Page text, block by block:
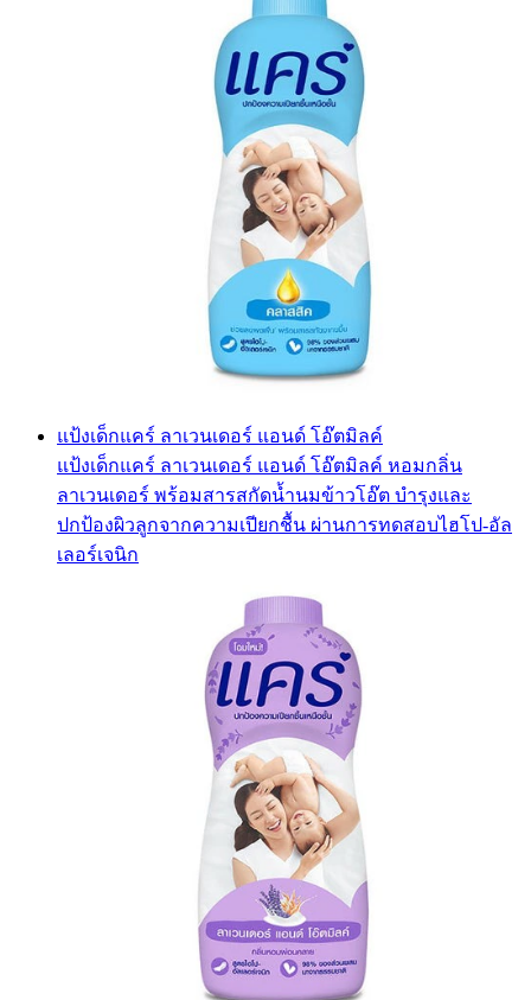
แป้งเด็กแคร์ ลาเวนเดอร์ แอนด์ โอ๊ตมิลค์
แป้งเด็กแคร์ ลาเวนเดอร์ แอนด์ โอ๊ตมิลค์ หอมกลิ่น
ลาเวนเดอร์ พร้อมสารสกัดน้ำนมข้าวโอ๊ต บำรุงและ
ปกป้องผิวลูกจากความเปียกชื้น ผ่านการทดสอบไฮโป-อัล
เลอร์เจนิก